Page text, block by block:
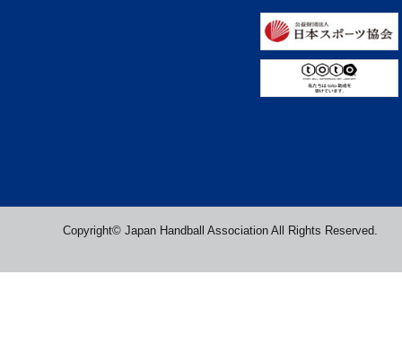
Copyright© Japan Handball Association All Rights Reserved.